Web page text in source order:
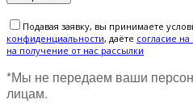
Подавая заявку, вы принимаете
конфиденциальности, даёте cогласие
на получение от нас рассылки
*Мы не передаем ваши
лицам.